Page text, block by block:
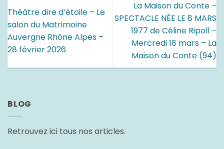
Théâtre dire d’étoile – Le
salon du Matrimoine
Auvergne Rhône Alpes –
28 février 2026
La Maison du Conte –
SPECTACLE NÉE LE 8 MARS
1977 de Céline Ripoll –
Mercredi 18 mars – La
Maison du Conte (94)
BLOG
Retrouvez ici tous nos articles.